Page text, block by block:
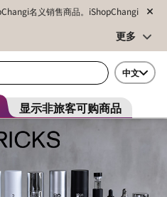
名义销售商品。iShopChangi
更多
中文
显示非旅客可购商品